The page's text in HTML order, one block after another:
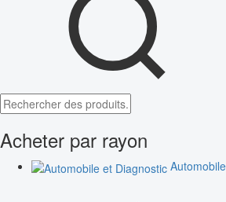
Acheter par rayon